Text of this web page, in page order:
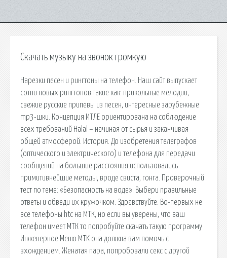
Скачать музыку на звонок громкую
Нарезки песен и рингтоны на телефон. Наш сайт выпускает
сотни новых рингтонов такие как: прикольные мелодии,
свежие русские припевы из песен, интересные зарубежные
mp3-шки. Концепция ИТЛЕ ориентирована на соблюдение
всех требований Halal – начиная от сырья и заканчивая
общей атмосферой. История. До изобретения телеграфов
(оптического и электрического) и телефона для передачи
сообщений на большие расстояния использовались
примитивнейшие методы, вроде свиста, гонга. Проверочный
тест по теме: «Безопасность на воде». Выбери правильные
ответы и обведи их кружочком. Здравствуйте. Во-первых не
все телефоны htc на МТК, но если вы уверены, что ваш
телефон имеет МТК то попробуйте скачать такую программу
Инженерное Меню MTK она должна вам помочь с
вхождением. Женатая пара, попробовали секс с другой